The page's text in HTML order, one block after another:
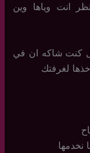
انت وياها وين
كنت شاكه ان في
لغرفتك
نخدمها